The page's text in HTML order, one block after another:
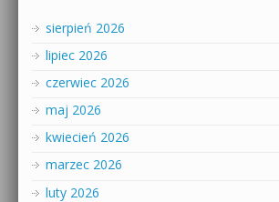
sierpień 2026
lipiec 2026
czerwiec 2026
maj 2026
kwiecień 2026
marzec 2026
luty 2026